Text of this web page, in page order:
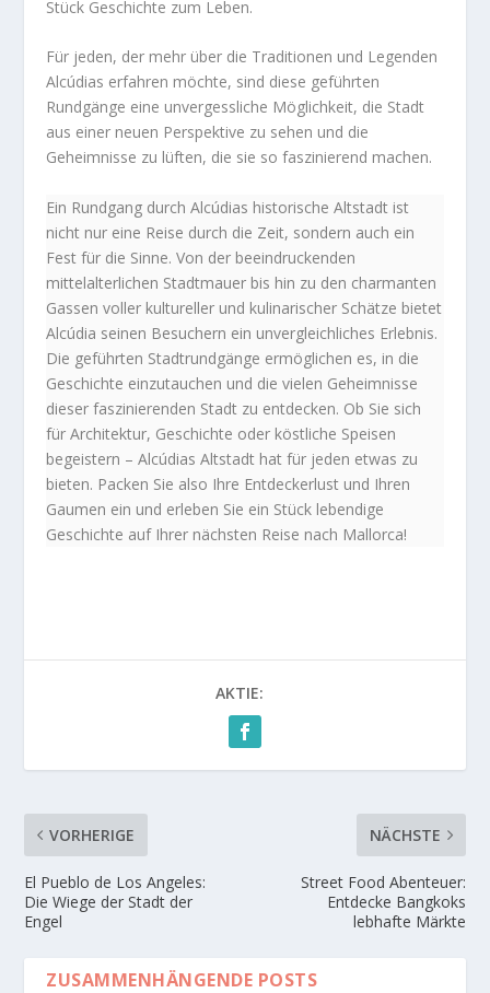
Stück Geschichte zum Leben.
Für jeden, der mehr über die Traditionen und Legenden
Alcúdias erfahren möchte, sind diese geführten
Rundgänge eine unvergessliche Möglichkeit, die Stadt
aus einer neuen Perspektive zu sehen und die
Geheimnisse zu lüften, die sie so faszinierend machen.
Ein Rundgang durch Alcúdias historische Altstadt ist
nicht nur eine Reise durch die Zeit, sondern auch ein
Fest für die Sinne. Von der beeindruckenden
mittelalterlichen Stadtmauer bis hin zu den charmanten
Gassen voller kultureller und kulinarischer Schätze bietet
Alcúdia seinen Besuchern ein unvergleichliches Erlebnis.
Die geführten Stadtrundgänge ermöglichen es, in die
Geschichte einzutauchen und die vielen Geheimnisse
dieser faszinierenden Stadt zu entdecken. Ob Sie sich
für Architektur, Geschichte oder köstliche Speisen
begeistern – Alcúdias Altstadt hat für jeden etwas zu
bieten. Packen Sie also Ihre Entdeckerlust und Ihren
Gaumen ein und erleben Sie ein Stück lebendige
Geschichte auf Ihrer nächsten Reise nach Mallorca!
AKTIE:
VORHERIGE
El Pueblo de Los Angeles:
Die Wiege der Stadt der
Engel
NÄCHSTE
Street Food Abenteuer:
Entdecke Bangkoks
lebhafte Märkte
ZUSAMMENHÄNGENDE POSTS